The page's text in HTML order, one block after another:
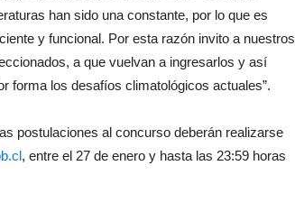
han sido una constante, por lo que es
y funcional. Por esta razón invito a nuestros
a que vuelvan a ingresarlos y así
forma los desafíos climatológicos actuales”.
postulaciones al concurso deberán realizarse
, entre el 27 de enero y hasta las 23:59 horas